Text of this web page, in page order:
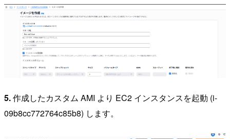
5.作成したカスタム AMI より EC2 インスタンスを起動 (i-
09b8cc772764c85b8) します。